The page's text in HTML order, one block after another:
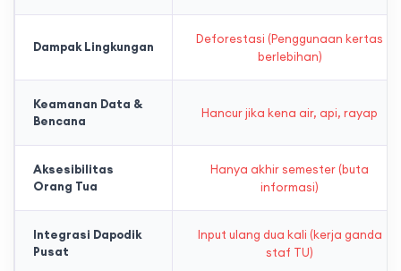
Dampak Lingkungan
Deforestasi (Penggunaan kertas
berlebihan)
Keamanan Data &
Bencana
Hancur jika kena air, api, rayap
Aksesibilitas
Orang Tua
Hanya akhir semester (buta
informasi)
Integrasi Dapodik
Pusat
Input ulang dua kali (kerja ganda
staf TU)